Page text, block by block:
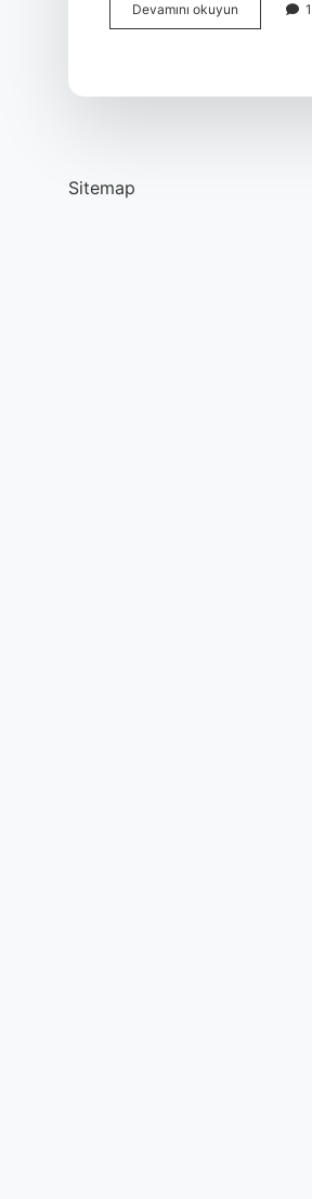
Devamını okuyun
Patlaması
Sitemap